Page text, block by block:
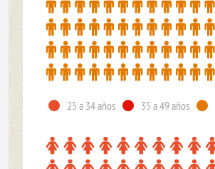
25 a 34 años 35 a 49 años